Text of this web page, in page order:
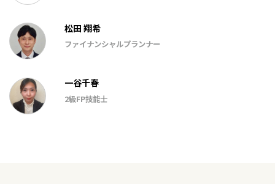
松田 翔希
ファイナンシャルプランナー
一谷千春
2級FP技能士